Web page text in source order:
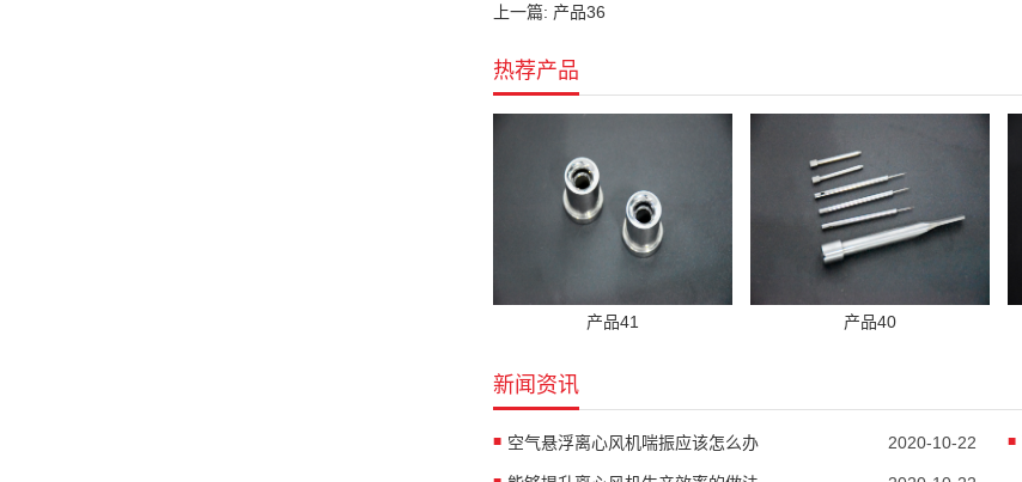
上一篇: 产品36
热荐产品
产品41 产品40
新闻资讯
空气悬浮离心风机喘振应该怎么办 2020-10-22